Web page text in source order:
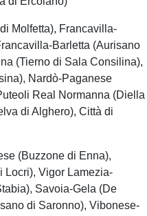
Molfetta), Francavilla-
Barletta (Aurisano
(Tierno di Sala Consilina),
Nardò-Paganese
Real Normanna (Diella
di Alghero), Città di
(Buzzone di Enna),
Locri), Vigor Lamezia-
Savoia-Gela (De
di Saronno), Vibonese-